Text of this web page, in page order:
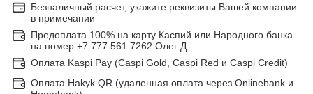
Безналичный расчет, укажите реквизиты Вашей компании
в примечании
Предоплата 100% на карту Каспий или Народного банка
на номер +7 777 561 7262 Олег Д.
Оплата Kaspi Pay (Caspi Gold, Caspi Red и Caspi Credit)
Оплата Hakyk QR (удаленная оплата через Onlinebank и